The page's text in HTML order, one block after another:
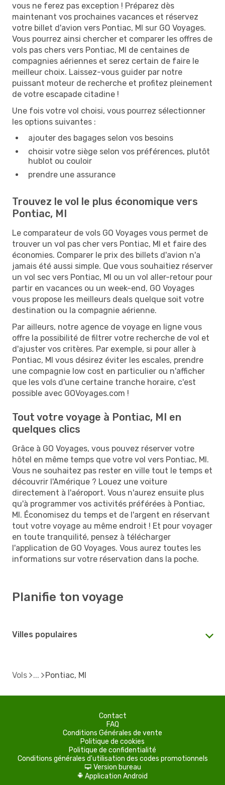
vous ne ferez pas exception ! Préparez dès
maintenant vos prochaines vacances et réservez
votre billet d'avion vers Pontiac, MI sur GO Voyages.
Vous pourrez ainsi chercher et comparer les offres de
vols pas chers vers Pontiac, MI de centaines de
compagnies aériennes et serez certain de faire le
meilleur choix. Laissez-vous guider par notre
puissant moteur de recherche et profitez pleinement
de votre escapade citadine !
Une fois votre vol choisi, vous pourrez sélectionner
les options suivantes :
ajouter des bagages selon vos besoins
choisir votre siège selon vos préférences, plutôt
hublot ou couloir
prendre une assurance
Trouvez le vol le plus économique vers
Pontiac, MI
Le comparateur de vols GO Voyages vous permet de
trouver un vol pas cher vers Pontiac, MI et faire des
économies. Comparer le prix des billets d'avion n'a
jamais été aussi simple. Que vous souhaitiez réserver
un vol sec vers Pontiac, MI ou un vol aller-retour pour
partir en vacances ou un week-end, GO Voyages
vous propose les meilleurs deals quelque soit votre
destination ou la compagnie aérienne.
Par ailleurs, notre agence de voyage en ligne vous
offre la possibilité de filtrer votre recherche de vol et
d'ajuster vos critères. Par exemple, si pour aller à
Pontiac, MI vous désirez éviter les escales, prendre
une compagnie low cost en particulier ou n'afficher
que les vols d'une certaine tranche horaire, c'est
possible avec GOVoyages.com !
Tout votre voyage à Pontiac, MI en
quelques clics
Grâce à GO Voyages, vous pouvez réserver votre
hôtel en même temps que votre vol vers Pontiac, MI.
Vous ne souhaitez pas rester en ville tout le temps et
découvrir l'Amérique ? Louez une voiture
directement à l'aéroport. Vous n'aurez ensuite plus
qu'à programmer vos activités préférées à Pontiac,
MI. Économisez du temps et de l'argent en réservant
tout votre voyage au même endroit ! Et pour voyager
en toute tranquilité, pensez à télécharger
l'application de GO Voyages. Vous aurez toutes les
informations sur votre réservation dans la poche.
Planifie ton voyage
Villes populaires
Vols Pontiac, MI
Contact
FAQ
Conditions Générales de vente
Politique de cookies
Politique de confidentialité
Conditions générales d'utilisation des codes promotionnels
d Version bureau
A Application Android